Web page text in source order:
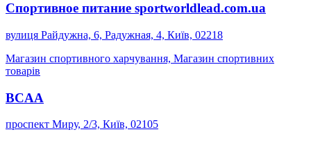
Спортивное питание sportworldlead.com.ua
вулиця Райдужна, 6, Радужная, 4, Київ, 02218
Магазин спортивного харчування, Магазин спортивних
товарів
BCAA
проспект Миру, 2/3, Київ, 02105